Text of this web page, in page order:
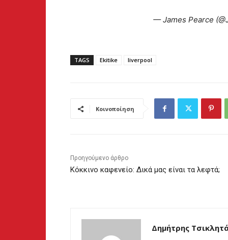
— James Pearce
TAGS Ekitike liverpool
Κοινοποίηση
Προηγούμενο άρθρο
Κόκκινο καφενείο: Δικά μας είναι τα λεφτά;
Δημήτρης